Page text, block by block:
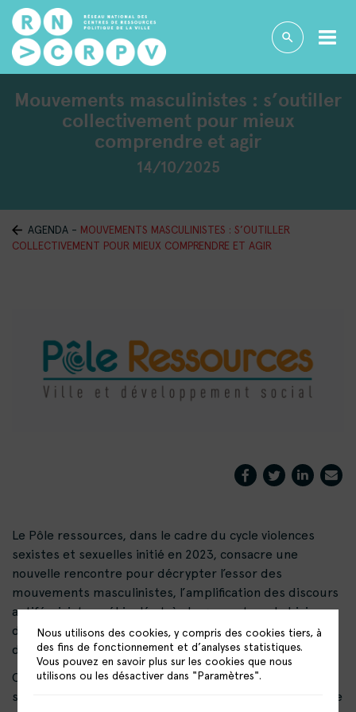
Mouvements masculinistes : s’outiller
collectivement pour mieux
comprendre et agir
14/10/2025
AGENDA - MOUVEMENTS MASCULINISTES : S’OUTILLER
COLLECTIVEMENT POUR MIEUX COMPRENDRE ET AGIR
Le Pôle ressources, dans le cadre du cycle violences
sexistes et sexuelles initié en 2023, consacre une
nouvelle rencontre pour décrypter l’essor des
mouvements masculinistes, l’amplification des discours
antiféministes, véhiculés très largement par le biais
d’internet, et outiller les acteur·rices du
développement social et territorial.
Cette matinée accueilleraPauline Ferrari, journaliste,
spécialiste des nouvelles technologies, des questions de
Nous utilisons des cookies, y compris des cookies tiers, à
des fins de fonctionnement et d’analyses statistiques.
Vous pouvez en savoir plus sur les cookies que nous
utilisons ou les désactiver dans "Paramètres".